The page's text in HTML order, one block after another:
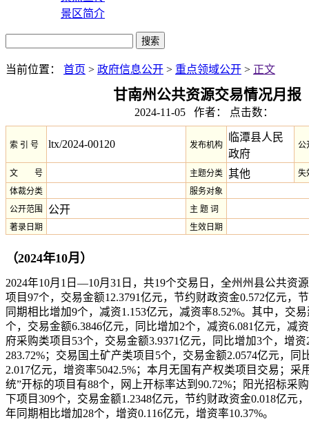
景区简介
当前位置： 首页 > 政府信息公开 > 重点领域公开 > 正文
甘南州公共资源交易情况月报
2024-11-05 作者： 点击数：
索 引 号 ltx/2024-00120 发布机构
临潭县人民
政府
公
文 号 主题分类 其他
失
体裁分类
服务对象
公开范围
公开
主 题 词
著录日期
生效日期
（2024年10月）
2024年10月1日—10月31日，共19个交易日，全州州县公共资
项目97个，交易金额12.3791亿元，节约财政资金0.572亿元，
同期相比增加9个，减资1.153亿元，减资率8.52%。其中，交
个，交易金额6.3846亿元，同比增加2个，减资6.081亿元，减
府采购类项目53个，交易金额3.9371亿元，同比增加3个，增
283.72%；交易国土矿产类项目5个，交易金额2.0574亿元，同
2.017亿元，增资率5042.5%；本月无国有产权类项目交易；采
统”开标的项目有88个，网上开标率达到90.72%；阳光招标采
下项目309个，交易金额1.2348亿元，节约财政资金0.018亿元
年同期相比增加28个，增资0.116亿元，增资率10.37%。